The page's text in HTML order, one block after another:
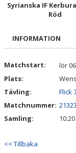
VÅRA LAG/TRÄNARE
MATCHER
BÖRJA I SKILJEBO SK
BOKNING KLUBBHUSET
Syrianska IF
Röd
INFORMATION
Matchstart:
lör
Plats:
Tävling:
Flick
Matchnummer:
Samling:
10:20
<< Tillbaka